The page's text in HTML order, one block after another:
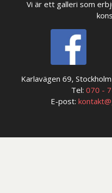
Vi är ett galleri som
Karlavägen 69,
Tel: 070 -
E-post: